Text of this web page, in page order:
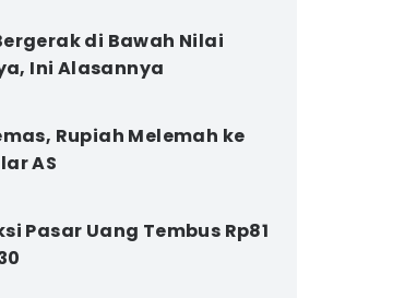
di Bawah Nilai
Ini Alasannya
Rupiah Melemah ke
AS
Pasar Uang Tembus Rp81